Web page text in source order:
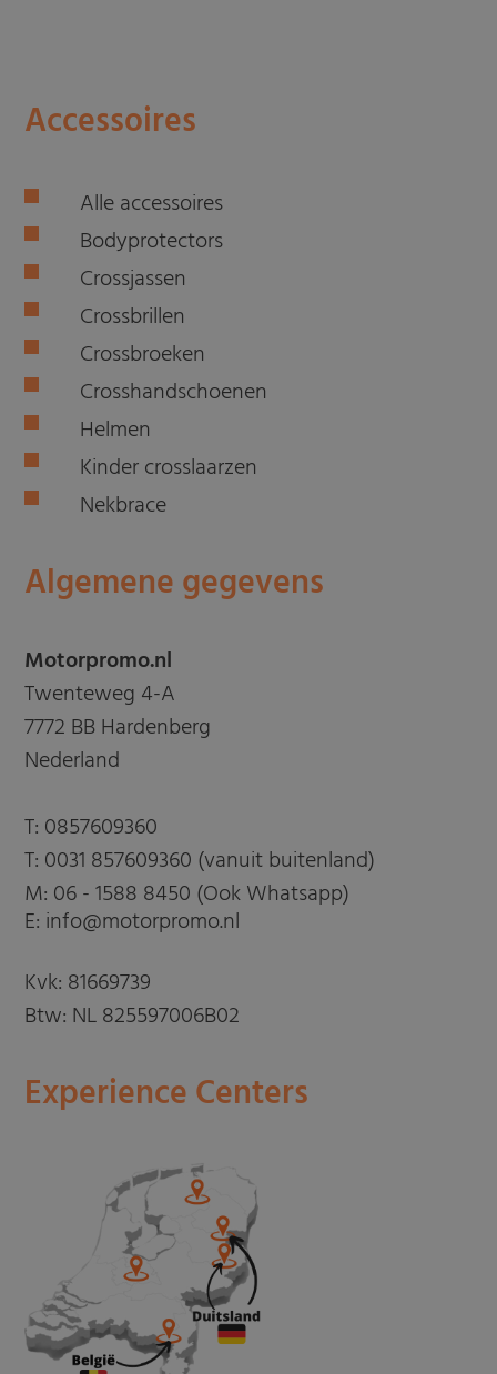
Accessoires
Alle accessoires
Bodyprotectors
Crossjassen
Crossbrillen
Crossbroeken
Crosshandschoenen
Helmen
Kinder crosslaarzen
Nekbrace
Algemene gegevens
Motorpromo.nl
Twenteweg 4-A
7772 BB Hardenberg
Nederland
T: 0857609360
T: 0031 857609360 (vanuit buitenland)
M: 06 - 1588 8450 (Ook Whatsapp)
E: info@motorpromo.nl
Kvk: 81669739
Btw: NL 825597006B02
Experience Centers